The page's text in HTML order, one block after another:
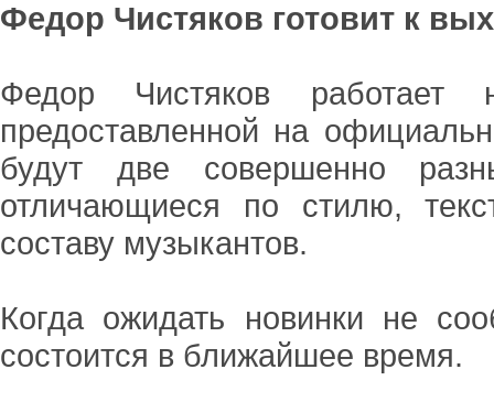
Федор Чистяков готовит к
Федор Чистяков
предоставленной на
будут две совершенно
отличающиеся по стилю,
составу музыкантов.
Когда ожидать новинки не
состоится в ближайшее время.